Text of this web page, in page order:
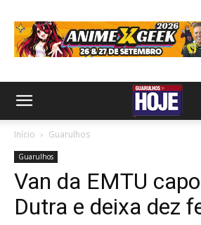
Início Guarulhos
Guarulhos
Van da EMTU
Dutra e deixa dez